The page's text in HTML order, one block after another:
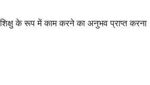
के रूप में काम करने का अनुभव प्राप्त करना